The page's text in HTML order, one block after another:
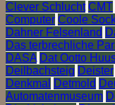
Clever Schlucht CMT
Computer Coole
Dahner Felsenland
Das terbrechliche
DASA Dat Ootto
Deilbachsteig Deister
Denkmal
Detmold
Automatenmuseum